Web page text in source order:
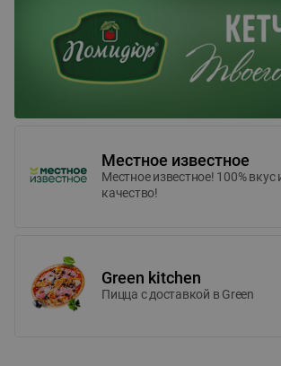
Местное известное
Местное известное! 100% вкус
качество!
Green kitchen
Пицца c доставкой в Green